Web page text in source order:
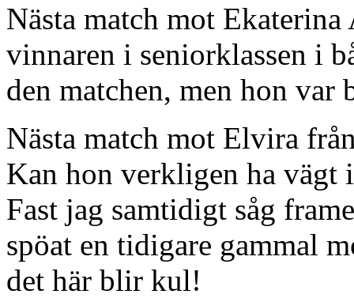
Nästa match mot
vinnaren i seniorklassen i
den matchen, men hon var
Nästa match mot Elvira
Kan hon verkligen ha vägt
Fast jag samtidigt såg
spöat en tidigare gammal
det här blir kul!